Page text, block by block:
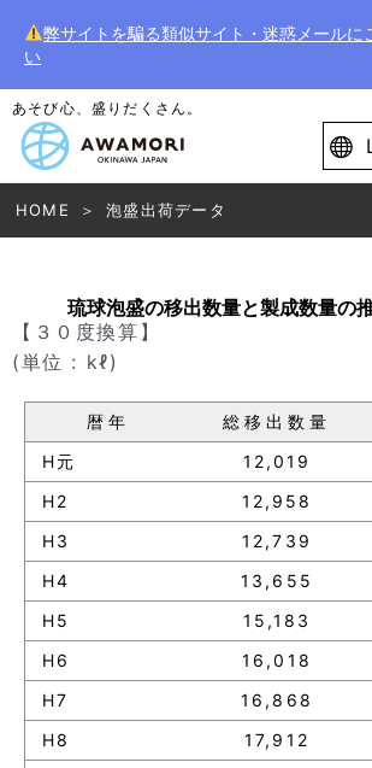
弊サイトを騙る類似サイト・迷惑メールに
い
あそび心、盛りだくさん。
HOME 泡盛出荷データ
琉球泡盛の移出数量と製成数量の
【３０度換算】
(単位 : kℓ)
暦年 総移出数量
H元
12,019
H2
12,958
H3
12,739
H4
13,655
H5
15,183
H6
16,018
H7
16,868
H8
17,912